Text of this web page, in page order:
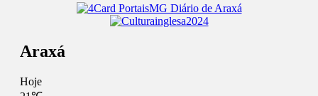
Araxá
Hoje